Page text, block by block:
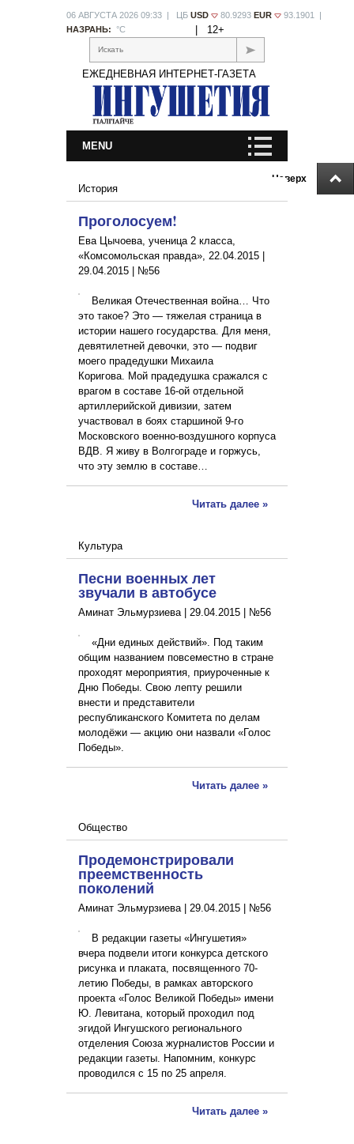
Наверх
06 АВГУСТА 2026 09:33 | ЦБ USD 80.9293 EUR
93.1901 |
НАЗРАНЬ: °С 12+
Искать
ЕЖЕДНЕВНАЯ ИНТЕРНЕТ-ГАЗЕТА
MENU
История
Проголосуем!
Ева Цычоева, ученица 2 класса,
«Комсомольская правда», 22.04.2015 |
29.04.2015
№56
Великая Отечественная война… Что
это такое? Это — тяжелая страница в
истории нашего государства. Для меня,
девятилетней девочки, это — подвиг
моего прадедушки Михаила
Коригова. Мой прадедушка сражался с
врагом в составе 16-ой отдельной
артиллерийской дивизии, затем
участвовал в боях старшиной 9-го
Московского военно-воздушного корпуса
ВДВ. Я живу в Волгограде и горжусь,
что эту землю в составе…
Читать далее »
Культура
Песни военных лет
звучали в автобусе
Аминат Эльмурзиева | 29.04.2015 №56
«Дни единых действий». Под таким
общим названием повсеместно в стране
проходят мероприятия, приуроченные к
Дню Победы. Свою лепту решили
внести и представители
республиканского Комитета по делам
молодёжи — акцию они назвали «Голос
Победы».
Читать далее »
Общество
Продемонстрировали
преемственность
поколений
Аминат Эльмурзиева | 29.04.2015 №56
В редакции газеты «Ингушетия»
вчера подвели итоги конкурса детского
рисунка и плаката, посвященного 70-
летию Победы, в рамках авторского
проекта «Голос Великой Победы» имени
Ю. Левитана, который проходил под
эгидой Ингушского регионального
отделения Союза журналистов России и
редакции газеты. Напомним, конкурс
проводился с 15 по 25 апреля.
Читать далее »